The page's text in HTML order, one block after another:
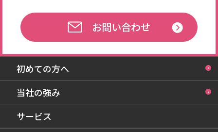
お問い合わせ
初めての方へ
当社の強み
サービス